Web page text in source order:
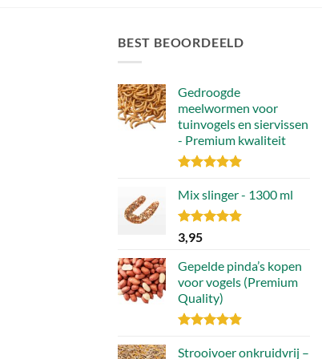
BEST BEOORDEELD
Gedroogde
meelwormen voor
tuinvogels en siervissen
- Premium kwaliteit
4.88uit 5
Mix slinger - 1300 ml
Gewaardeerd
4.79
3,95
Gepelde pinda’s kopen
voor vogels (Premium
Quality)
4.89uit 5
Strooivoer onkruidvrij –